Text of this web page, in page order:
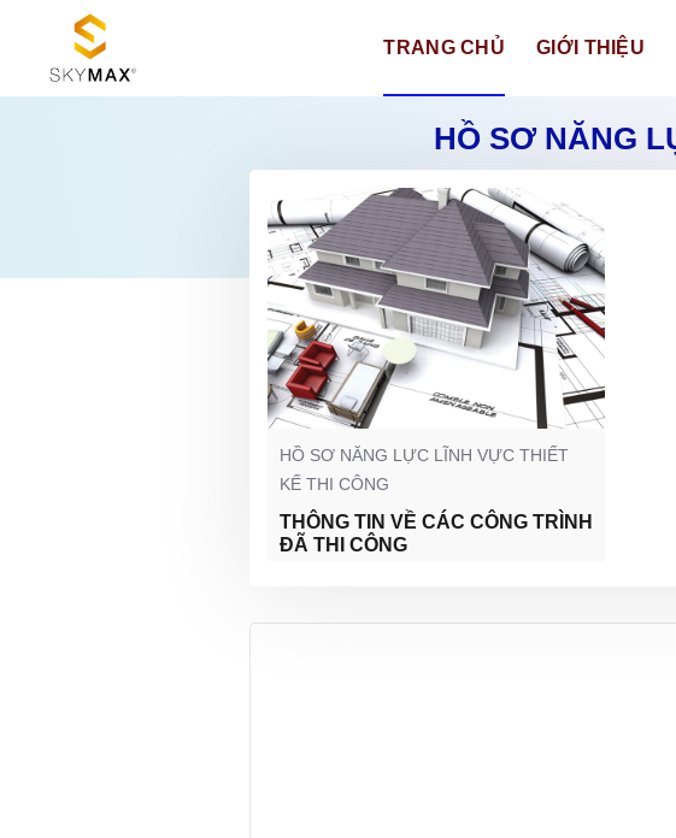
TRANG CHỦ GIỚI THIỆU
HỒ SƠ NĂNG
HỒ SƠ NĂNG LỰC LĨNH VỰC THIẾT
KẾ THI CÔNG
THÔNG TIN VỀ CÁC CÔNG TRÌNH
ĐÃ THI CÔNG